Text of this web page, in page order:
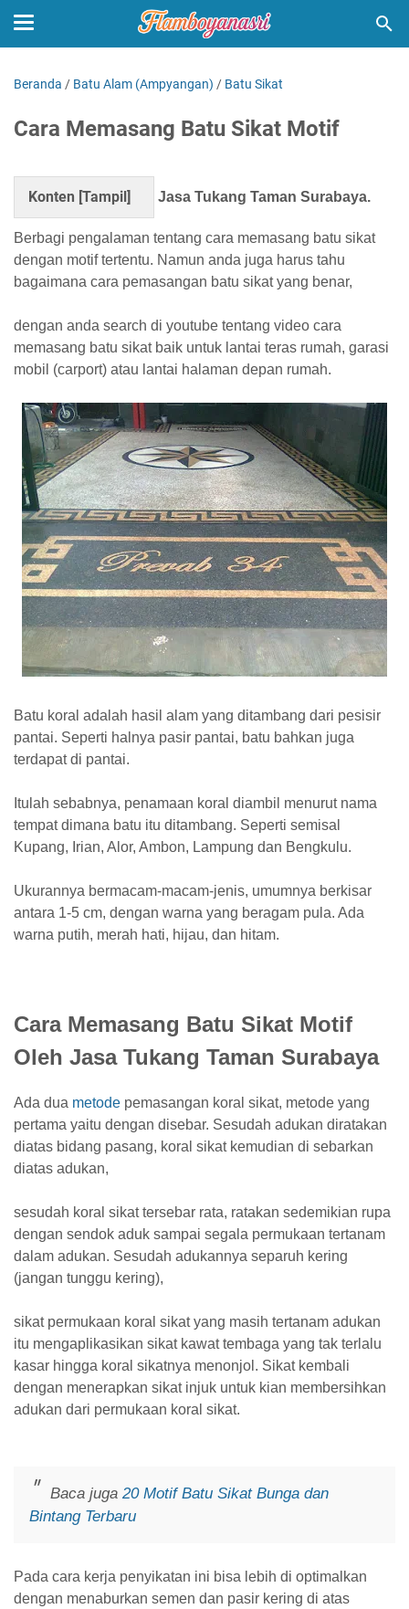
Beranda / Batu Alam (Ampyangan) / Batu Sikat
Cara Memasang Batu Sikat Motif
Konten [Tampil] Jasa Tukang Taman Surabaya.
Berbagi pengalaman tentang cara memasang batu sikat
dengan motif tertentu. Namun anda juga harus tahu
bagaimana cara pemasangan batu sikat yang benar,
dengan anda search di youtube tentang video cara
memasang batu sikat baik untuk lantai teras rumah, garasi
mobil (carport) atau lantai halaman depan rumah.
Batu koral adalah hasil alam yang ditambang dari pesisir
pantai. Seperti halnya pasir pantai, batu bahkan juga
terdapat di pantai.
Itulah sebabnya, penamaan koral diambil menurut nama
tempat dimana batu itu ditambang. Seperti semisal
Kupang, Irian, Alor, Ambon, Lampung dan Bengkulu.
Ukurannya bermacam-macam-jenis, umumnya berkisar
antara 1-5 cm, dengan warna yang beragam pula. Ada
warna putih, merah hati, hijau, dan hitam.
Cara Memasang Batu Sikat Motif
Oleh Jasa Tukang Taman Surabaya
Ada dua metode pemasangan koral sikat, metode yang
pertama yaitu dengan disebar. Sesudah adukan diratakan
diatas bidang pasang, koral sikat kemudian di sebarkan
diatas adukan,
sesudah koral sikat tersebar rata, ratakan sedemikian rupa
dengan sendok aduk sampai segala permukaan tertanam
dalam adukan. Sesudah adukannya separuh kering
(jangan tunggu kering),
sikat permukaan koral sikat yang masih tertanam adukan
itu mengaplikasikan sikat kawat tembaga yang tak terlalu
kasar hingga koral sikatnya menonjol. Sikat kembali
dengan menerapkan sikat injuk untuk kian membersihkan
adukan dari permukaan koral sikat.
Baca juga 20 Motif Batu Sikat Bunga dan
Bintang Terbaru
Pada cara kerja penyikatan ini bisa lebih di optimalkan
dengan menaburkan semen dan pasir kering di atas